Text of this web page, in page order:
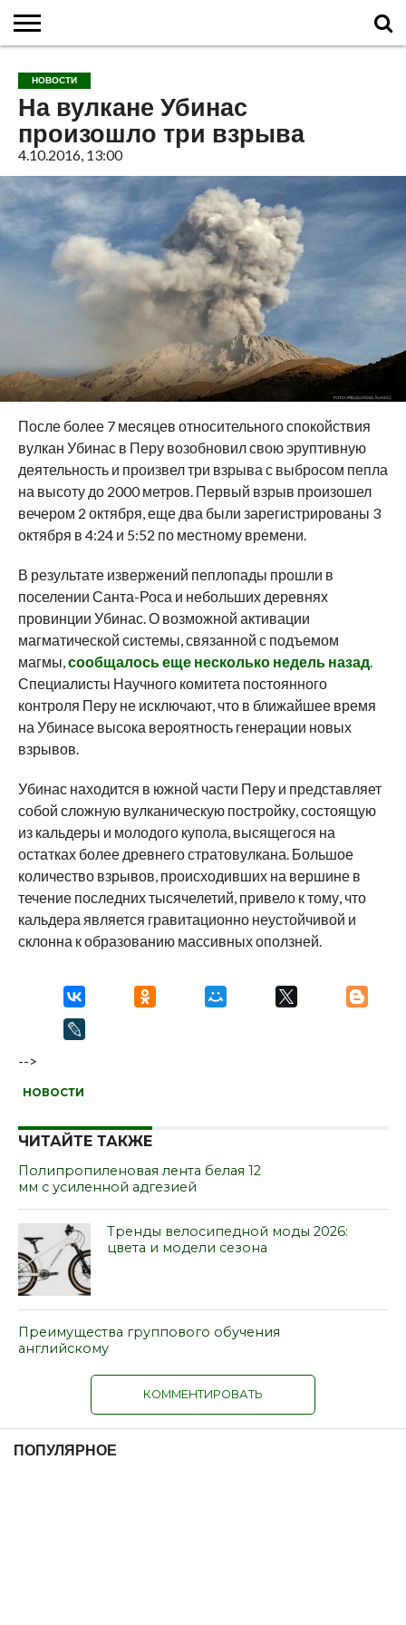
О
ВУЛКАНАХ
ВУЛКАНЫ
МИРА
КАЛЬДЕРЫ
НОВОСТИ
ФАКТЫ
ИСТОРИЯ
МОНИТОРИНГ
ВИДЕО
ТУРИСТАМ
О
САЙТЕ
КАРТА
САЙТА
КОНТАКТЫ
НОВОСТИ
На вулкане Убинас
произошло три взрыва
4.10.2016, 13:00
После более 7 месяцев относительного спокойствия
вулкан Убинас в Перу возобновил свою эруптивную
деятельность и произвел три взрыва с выбросом пепла
на высоту до 2000 метров.Первый взрыв произошел
вечером 2 октября, еще два были зарегистрированы 3
октября в 4:24 и 5:52 по местному времени.
В результате извержений пеплопады прошли в
поселении Санта-Роса и небольших деревнях
провинции Убинас. О возможной активации
магматической системы, связанной с подъемом
магмы,сообщалось еще несколько недель назад.
Специалисты Научного комитета постоянного
контроля Перу не исключают, что в ближайшее время
на Убинасе высока вероятность генерации новых
взрывов.
Убинас находится в южной части Перу и представляет
собой сложную вулканическую постройку, состоящую
из кальдеры и молодого купола, высящегося на
остатках более древнего стратовулкана. Большое
количество взрывов, происходивших на вершине в
течение последних тысячелетий, привело к тому, что
кальдера является гравитационно неустойчивой и
склонна к образованию массивных оползней.
-->
НОВОСТИ
ЧИТАЙТЕ ТАКЖЕ
Полипропиленовая лента белая 12
мм с усиленной адгезией
Тренды велосипедной моды 2026:
цвета и модели сезона
Преимущества группового обучения
английскому
КОММЕНТИРОВАТЬ
ПОПУЛЯРНОЕ